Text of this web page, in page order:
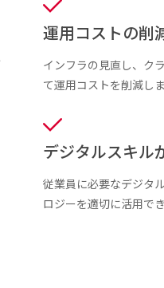
運用コストの削
インフラの見直し、ク
て運用コストを削減しま
デジタルスキル
従業員に必要なデジタ
ロジーを適切に活用で